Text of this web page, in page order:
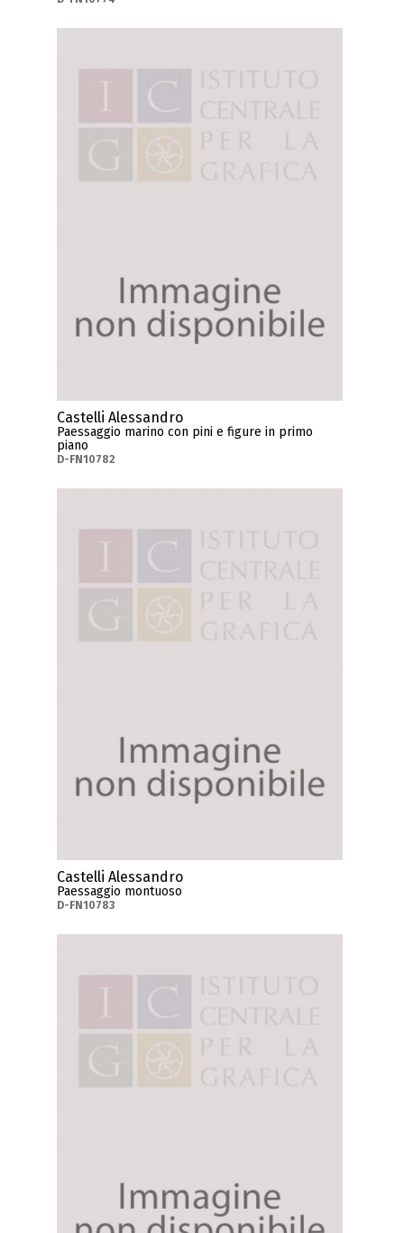
Castelli Alessandro
Paessaggio marino con pini e figure in primo
piano
D-FN10782
Castelli Alessandro
Paessaggio montuoso
D-FN10783